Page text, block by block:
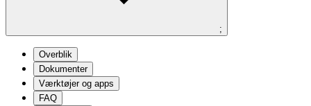
;
Overblik
Dokumenter
Værktøjer og apps
FAQ